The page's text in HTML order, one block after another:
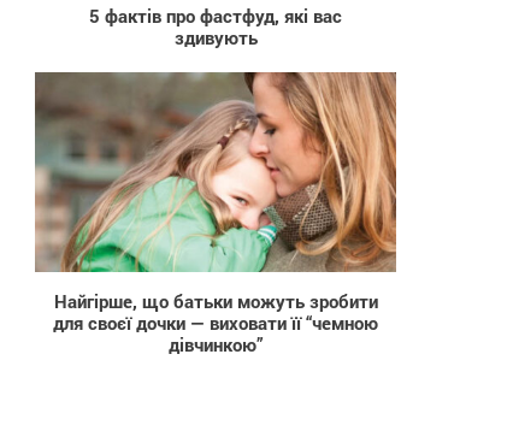
5 фактів про фастфуд, які вас
здивують
1 347
Найгірше, що батьки можуть зробити
для своєї дочки — виховати її “чемною
дівчинкою”